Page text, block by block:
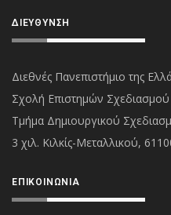
ΔΙΕΎΘΥΝΣΗ
Διεθνές Πανεπιστήμιο της
Σχολή Επιστημών Σχεδιασμού
Τμήμα Δημιουργικού
3 χιλ. Κιλκίς-Μεταλλικού,
ΕΠΙΚΟΙΝΩΝΊΑ